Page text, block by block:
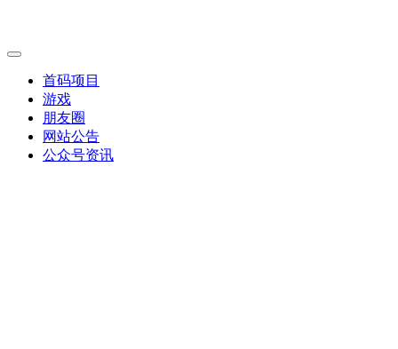
首码项目
游戏
朋友圈
网站公告
公众号资讯